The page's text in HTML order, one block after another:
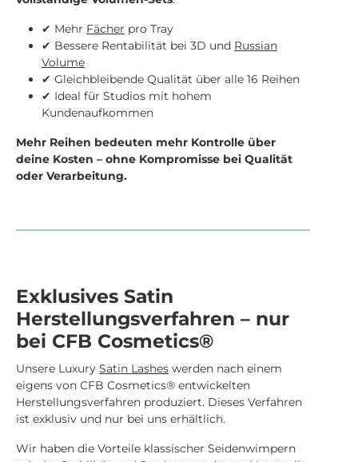
✔ Mehr Fächer pro Tray
✔ Bessere Rentabilität bei 3D und Russian
Volume
✔ Gleichbleibende Qualität über alle 16 Reihen
✔ Ideal für Studios mit hohem
Kundenaufkommen
Mehr Reihen bedeuten mehr Kontrolle über
deine Kosten – ohne Kompromisse bei Qualität
oder Verarbeitung.
Exklusives Satin
Herstellungsverfahren – nur
bei CFB Cosmetics®
Unsere Luxury Satin Lashes werden nach einem
eigens von CFB Cosmetics® entwickelten
Herstellungsverfahren produziert. Dieses Verfahren
ist exklusiv und nur bei uns erhältlich.
Wir haben die Vorteile klassischer Seidenwimpern